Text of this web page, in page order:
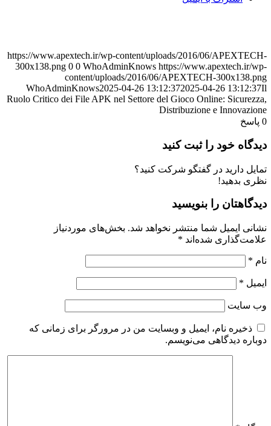
https://www.apextech.ir/wp-content/uploads/2016/06/APEXTECH-
300x138.png 0 0 WhoAdminKnows https://www.apextech.ir/wp-
content/uploads/2016/06/APEXTECH-300x138.png
WhoAdminKnows2025-04-26 13:12:372025-04-26 13:12:37Il
Ruolo Critico dei File APK nel Settore del Gioco Online: Sicurezza,
Distribuzione e Innovazione
0 پاسخ
دیدگاه خود را ثبت کنید
تمایل دارید در گفتگو شرکت کنید؟
نظری بدهید!
دیدگاهتان را بنویسید
نشانی ایمیل شما منتشر نخواهد شد. بخش‌های موردنیاز
علامت‌گذاری شده‌اند *
نام *
ایمیل *
وب‌ سایت
ذخیره نام، ایمیل و وبسایت من در مرورگر برای زمانی که
دوباره دیدگاهی می‌نویسم.